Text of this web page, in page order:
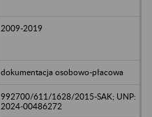
2009-2019
dokumentacja osobowo-płacowa
992700/611/1628/2015-SAK; UNP:
2024-00486272